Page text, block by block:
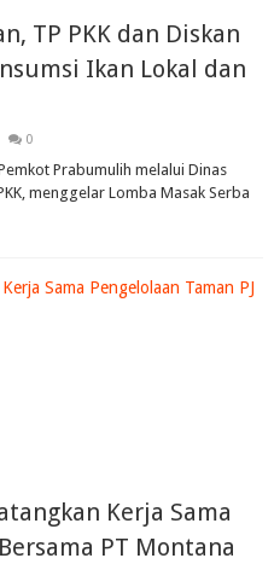
TP PKK dan Diskan
Ikan Lokal dan
0
Prabumulih melalui Dinas
menggelar Lomba Masak Serba
Kerja Sama
PT Montana